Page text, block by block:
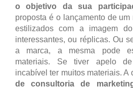
o objetivo da sua
proposta é o lançamento de
estilizados com a imagem
interessantes, ou réplicas. Ou
a marca, a mesma pode
materiais. Se tiver apelo
incabível ter muitos materiais. A
de consultoria de